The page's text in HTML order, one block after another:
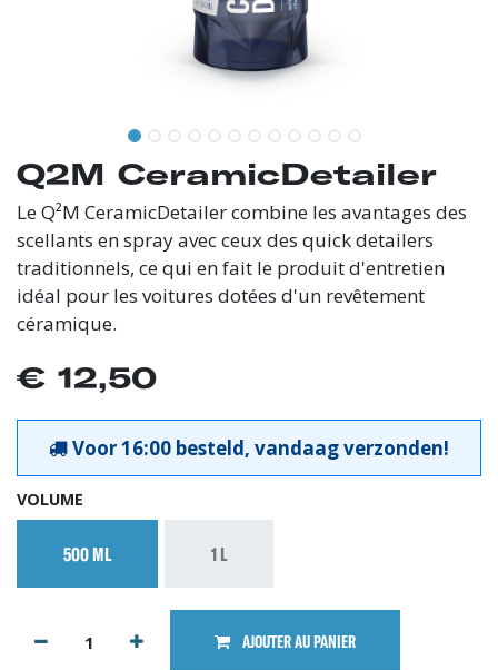
Q2M CeramicDetailer
Le Q²M CeramicDetailer combine les avantages des
scellants en spray avec ceux des quick detailers
traditionnels, ce qui en fait le produit d'entretien
idéal pour les voitures dotées d'un revêtement
céramique.
€ 12,50
Voor 16:00 besteld, vandaag verzonden!
VOLUME
500 ML 1 L
AJOUTER AU PANIER